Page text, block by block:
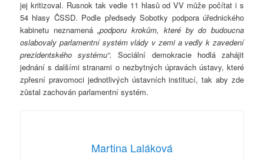
jej kritizoval. Rusnok tak vedle 11 hlasů od VV může počítat i s
54 hlasy ČSSD. Podle předsedy Sobotky podpora úřednického
kabinetu neznamená„podporu krokům, které by do budoucna
oslabovaly parlamentní systém vlády v zemi a vedly k zavedení
prezidentského systému“.Sociální demokracie hodlá zahájit
jednání s dalšími stranami o nezbytných úpravách ústavy, které
zpřesní pravomoci jednotlivých ústavních institucí, tak aby zde
zůstal zachován parlamentní systém.
Martina Laláková